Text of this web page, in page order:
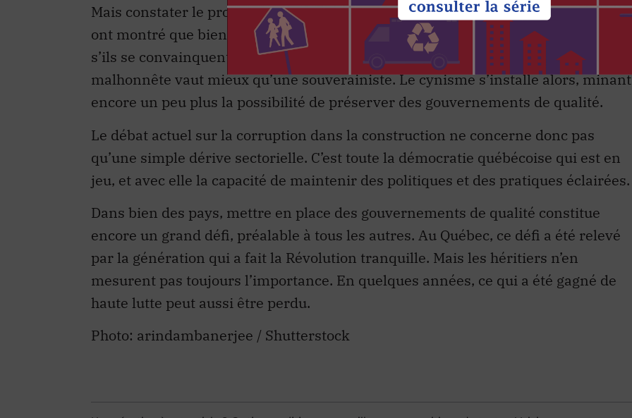
ont montré que bien des électeurs peuvent se résigner à accepter l’inacceptable
s’ils se convainquent que tous les politiciens sont semblables, ou qu’un
malhonnête vaut mieux qu’une souverainiste. Le cynisme s’installe alors, minant
encore un peu plus la possibilité de préserver des gouvernements de qualité.
Le débat actuel sur la corruption dans la construction ne concerne donc pas
qu’une simple dérive sectorielle. C’est toute la démocratie québécoise qui est en
jeu, et avec elle la capacité de maintenir des politiques et des pratiques éclairées.
Dans bien des pays, mettre en place des gouvernements de qualité constitue
encore un grand défi, préalable à tous les autres. Au Québec, ce défi a été relevé
par la génération qui a fait la Révolution tranquille. Mais les héritiers n’en
mesurent pas toujours l’importance. En quelques années, ce qui a été gagné de
haute lutte peut aussi être perdu.
Photo: arindambanerjee / Shutterstock
soumettre
un commentaire votre propre analyse .